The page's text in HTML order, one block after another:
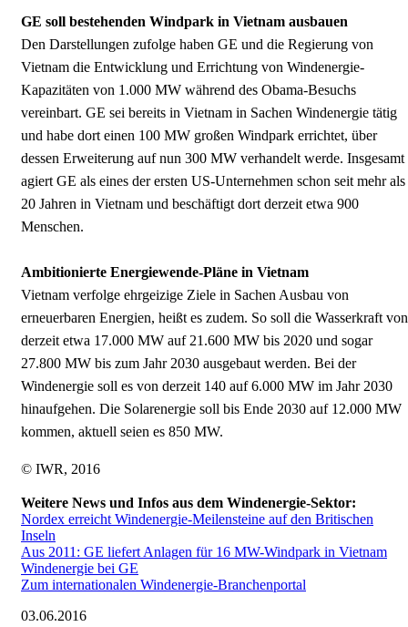
GE soll bestehenden Windpark in Vietnam ausbauen
Den Darstellungen zufolge haben GE und die Regierung von
Vietnam die Entwicklung und Errichtung von Windenergie-
Kapazitäten von 1.000 MW während des Obama-Besuchs
vereinbart. GE sei bereits in Vietnam in Sachen Windenergie tätig
und habe dort einen 100 MW großen Windpark errichtet, über
dessen Erweiterung auf nun 300 MW verhandelt werde. Insgesamt
agiert GE als eines der ersten US-Unternehmen schon seit mehr als
20 Jahren in Vietnam und beschäftigt dort derzeit etwa 900
Menschen.
Ambitionierte Energiewende-Pläne in Vietnam
Vietnam verfolge ehrgeizige Ziele in Sachen Ausbau von
erneuerbaren Energien, heißt es zudem. So soll die Wasserkraft von
derzeit etwa 17.000 MW auf 21.600 MW bis 2020 und sogar
27.800 MW bis zum Jahr 2030 ausgebaut werden. Bei der
Windenergie soll es von derzeit 140 auf 6.000 MW im Jahr 2030
hinaufgehen. Die Solarenergie soll bis Ende 2030 auf 12.000 MW
kommen, aktuell seien es 850 MW.
© IWR, 2016
Weitere News und Infos aus dem Windenergie-Sektor:
Nordex erreicht Windenergie-Meilensteine auf den Britischen
Inseln
Aus 2011: GE liefert Anlagen für 16 MW-Windpark in Vietnam
Windenergie bei GE
Zum internationalen Windenergie-Branchenportal
03.06.2016